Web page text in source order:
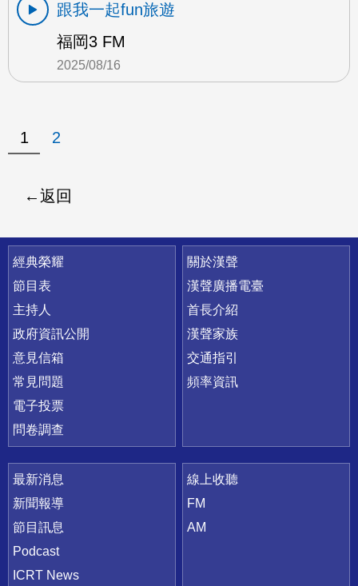
跟我一起fun旅遊
福岡3 FM
2025/08/16
1 2
返回
快速連結
經典榮耀
節目表
主持人
政府資訊公開
意見信箱
常見問題
電子投票
問卷調查
關於漢聲
漢聲廣播電臺
首長介紹
漢聲家族
交通指引
頻率資訊
最新消息
新聞報導
節目訊息
Podcast
ICRT News
線上收聽
FM
AM